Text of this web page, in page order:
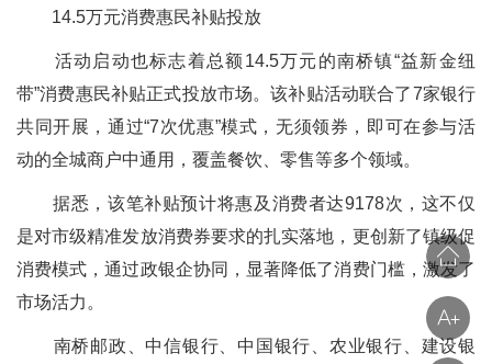
14.5万元消费惠民补贴投放
活动启动也标志着总额14.5万元的南桥镇“益新金纽
带”消费惠民补贴正式投放市场。该补贴活动联合了7家银行
共同开展，通过“7次优惠”模式，无须领券，即可在参与活
动的全城商户中通用，覆盖餐饮、零售等多个领域。
据悉，该笔补贴预计将惠及消费者达9178次，这不仅
是对市级精准发放消费券要求的扎实落地，更创新了镇级促
消费模式，通过政银企协同，显著降低了消费门槛，激发了
市场活力。
南桥邮政、中信银行、中国银行、农业银行、建设银